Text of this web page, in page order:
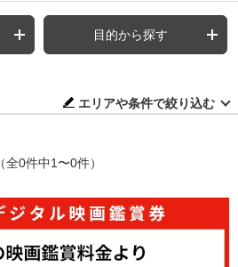
目的から探す
エリアや条件で絞り込む
（全0件中1〜0件）